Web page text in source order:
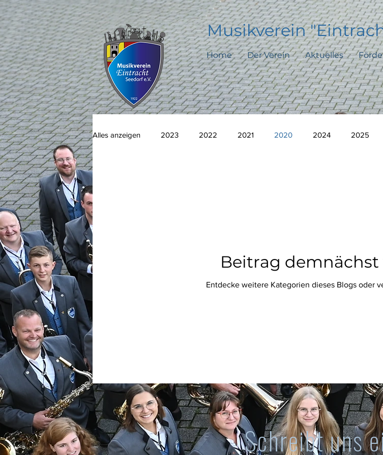
Musikverein
Home Der Verein Aktuelles
Alles anzeigen 2023 2022 2021 2020 2024 2025
Beitrag
Entdecke weitere Kategorien dieses Blogs oder
Schreibt uns